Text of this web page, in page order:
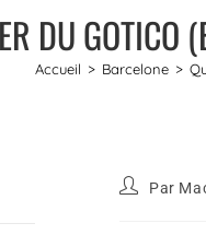
DU GOTICO
Accueil > Barcelone >
Par